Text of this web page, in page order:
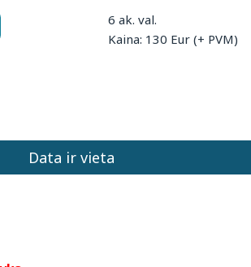
6 ak. val.
Kaina: 130 Eur (+ PVM)
Data ir vieta